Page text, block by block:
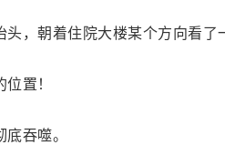
，朝着住院大楼某个方向看了
置！
吞噬。